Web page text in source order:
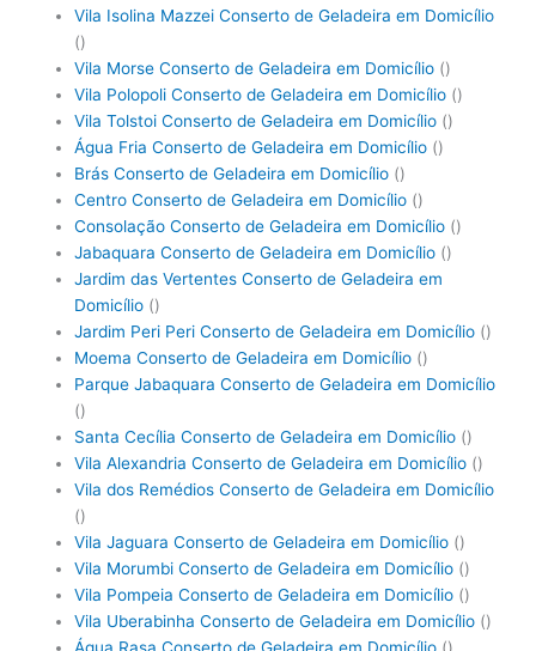
Vila Isolina Mazzei Conserto de Geladeira em Domicílio
()
Vila Morse Conserto de Geladeira em Domicílio ()
Vila Polopoli Conserto de Geladeira em Domicílio ()
Vila Tolstoi Conserto de Geladeira em Domicílio ()
Água Fria Conserto de Geladeira em Domicílio ()
Brás Conserto de Geladeira em Domicílio ()
Centro Conserto de Geladeira em Domicílio ()
Consolação Conserto de Geladeira em Domicílio ()
Jabaquara Conserto de Geladeira em Domicílio ()
Jardim das Vertentes Conserto de Geladeira em
Domicílio ()
Jardim Peri Peri Conserto de Geladeira em Domicílio ()
Moema Conserto de Geladeira em Domicílio ()
Parque Jabaquara Conserto de Geladeira em Domicílio
()
Santa Cecília Conserto de Geladeira em Domicílio ()
Vila Alexandria Conserto de Geladeira em Domicílio ()
Vila dos Remédios Conserto de Geladeira em Domicílio
()
Vila Jaguara Conserto de Geladeira em Domicílio ()
Vila Morumbi Conserto de Geladeira em Domicílio ()
Vila Pompeia Conserto de Geladeira em Domicílio ()
Vila Uberabinha Conserto de Geladeira em Domicílio ()
Água Rasa Conserto de Geladeira em Domicílio ()